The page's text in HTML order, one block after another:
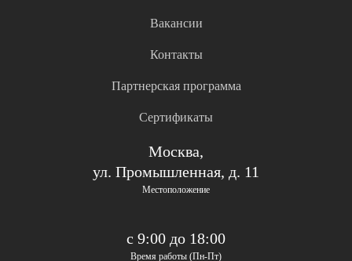
Вакансии
Контакты
Партнерская программа
Сертификаты
Москва,
ул. Промышленная, д. 11
Местоположение
с 9:00 до 18:00
Время работы (Пн-Пт)